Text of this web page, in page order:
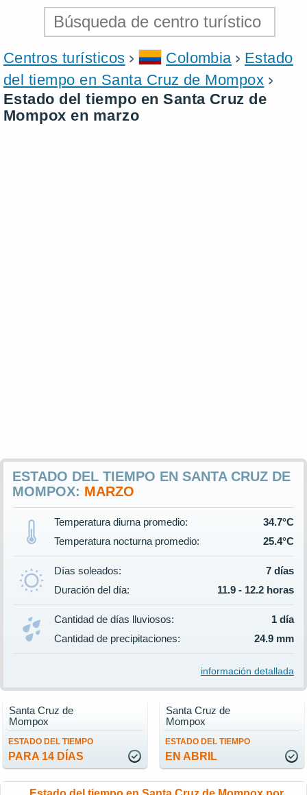
Centros turísticos Colombia
Estado
del tiempo en Santa Cruz de Mompox
Estado del tiempo en Santa Cruz de
Mompox en marzo
ESTADO DEL TIEMPO EN SANTA CRUZ DE
MOMPOX: MARZO
Temperatura diurna promedio:
34.7°C
Temperatura nocturna promedio:
25.4°C
Días soleados:
7 días
Duración del día:
11.9 - 12.2 horas
Cantidad de días lluviosos:
1 día
Cantidad de precipitaciones:
24.9 mm
información detallada
ESTADO DEL TIEMPO
PARA 14 DÍAS
Santa Cruz de
Mompox
ESTADO DEL TIEMPO
EN ABRIL
Santa Cruz de
Mompox